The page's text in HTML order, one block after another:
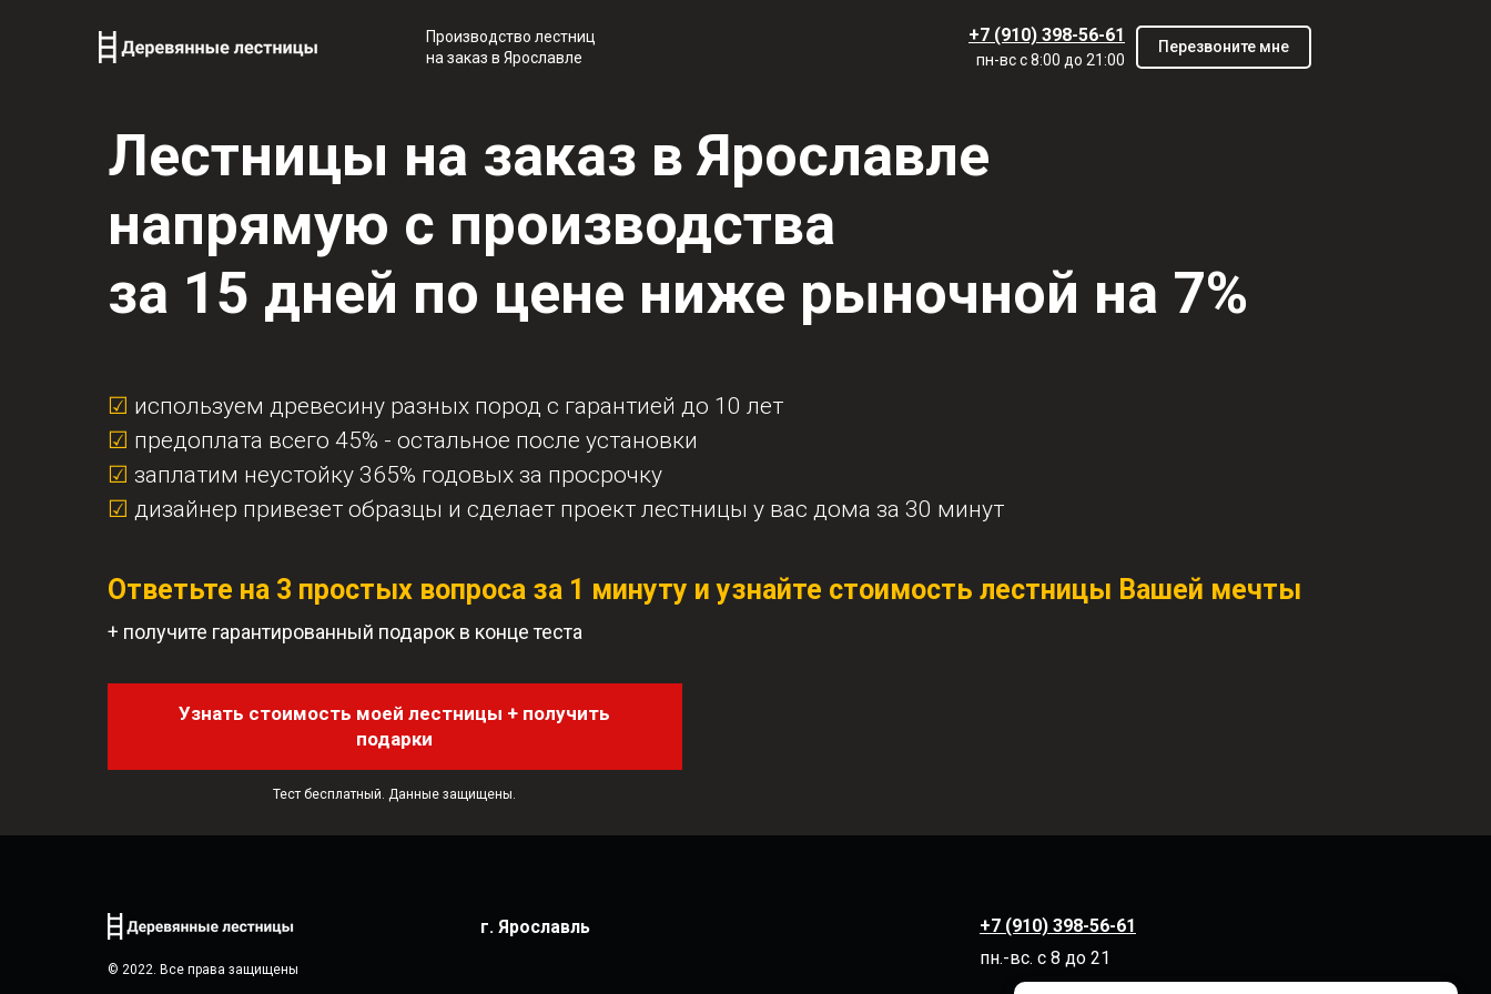
Производство лестниц
на заказ в Ярославле
+7 (910) 398-56-61
пн-вс с 8:00 до 21:00
Перезвоните мне
Лестницы на заказ в Ярославле
напрямую с производства
за 15 дней по цене ниже рыночной на 7%
☑ используем древесину разных пород с гарантией до 10 лет
☑ предоплата всего 45% - остальное после установки
☑ заплатим неустойку 365% годовых за просрочку
☑ дизайнер привезет образцы и сделает проект лестницы у вас дома за 30 минут
Ответьте на 3 простых вопроса за 1 минуту и узнайте стоимость лестницы Вашей мечты
+ получите гарантированный подарок в конце теста
Узнать стоимость моей лестницы + получить
подарки
Тест бесплатный. Данные защищены.
© 2022. Все права защищены
г. Ярославль
+7 (910) 398-56-61
пн.-вс. с 8 до 21